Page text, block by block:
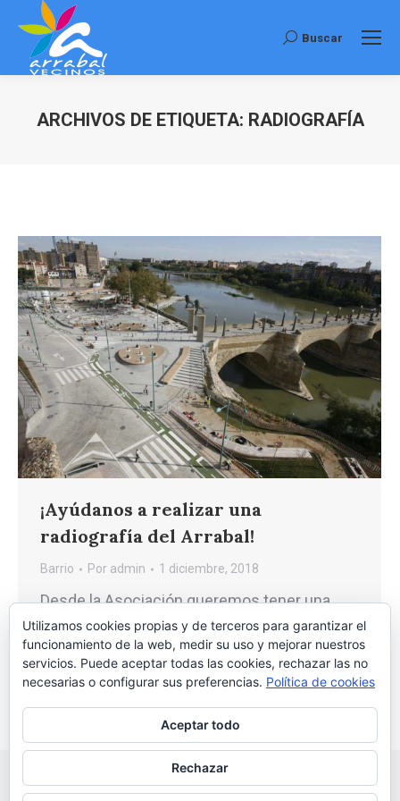
Buscar:
Buscar
ARCHIVOS DE ETIQUETA: RADIOGRAFÍA
¡Ayúdanos a realizar una
radiografía del Arrabal!
Barrio Por admin 1 diciembre, 2018
Desde la Asociación queremos tener una
radiografía completa del barrio.
¡Necesitamos tu colaboración!
Utilizamos cookies propias y de terceros para garantizar el
funcionamiento de la web, medir su uso y mejorar nuestros
servicios. Puede aceptar todas las cookies, rechazar las no
necesarias o configurar sus preferencias. Política de cookies
Aceptar todo
Rechazar